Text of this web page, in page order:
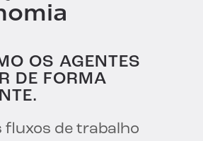
OS AGENTES
DE FORMA
fluxos de trabalho